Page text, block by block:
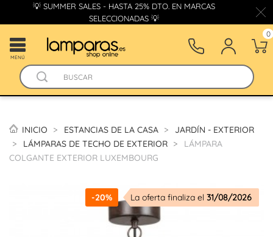
💡 SUMMER SALES - HASTA 25% DTO. EN MARCAS
SELECCIONADAS 💡
MENÚ
0
INICIO ESTANCIAS DE LA CASA
JARDÍN - EXTERIOR
LÁMPARAS DE TECHO DE EXTERIOR
LÁMPARA
COLGANTE EXTERIOR LUXEMBOURG
-20% La oferta finaliza el 31/08/2026